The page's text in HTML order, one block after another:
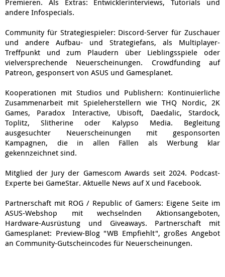
andere Infospecials.
Community für Strategiespieler: Discord-Server für Zuschauer
und andere Aufbau- und Strategiefans, als Multiplayer-
Treffpunkt und zum Plaudern über Lieblingsspiele oder
vielversprechende Neuerscheinungen. Crowdfunding auf
Patreon, gesponsert von ASUS und Gamesplanet.
Kooperationen mit Studios und Publishern: Kontinuierliche
Zusammenarbeit mit Spieleherstellern wie THQ Nordic, 2K
Games, Paradox Interactive, Ubisoft, Daedalic, Stardock,
Toplitz, Slitherine oder Kalypso Media. Begleitung
ausgesuchter Neuerscheinungen mit gesponsorten
Kampagnen, die in allen Fällen als Werbung klar
gekennzeichnet sind.
Mitglied der Jury der Gamescom Awards seit 2024. Podcast-
Experte bei GameStar. Aktuelle News auf X und Facebook.
Partnerschaft mit ROG / Republic of Gamers: Eigene Seite im
ASUS-Webshop mit wechselnden Aktionsangeboten,
Hardware-Ausrüstung und Giveaways. Partnerschaft mit
Gamesplanet: Preview-Blog "WB Empfiehlt", großes Angebot
an Community-Gutscheincodes für Neuerscheinungen.